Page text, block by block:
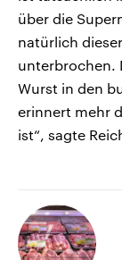
über die
natürlich
unterbrochen.
Wurst in den
erinnert mehr
ist“, sagte